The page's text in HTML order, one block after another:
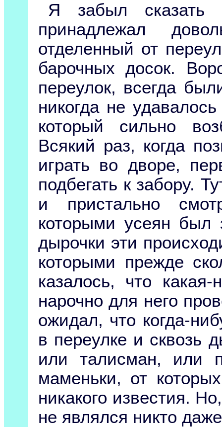
Я забыл
принадлежал
отделенный от
барочных досок.
переулок, всегда
никогда не
который сильно
Всякий раз, когда
играть во дворе,
подбегать к забору.
и пристально
которыми усеян
дырочки эти
которыми прежде
казалось, что
нарочно для него
ожидал, что когда-
в переулке и сквозь
или талисман, или
маменьки, от
никакого известия.
не являлся никто